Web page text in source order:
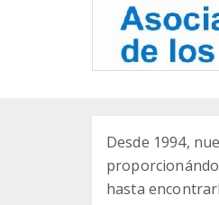
Desde 1994,
hasta